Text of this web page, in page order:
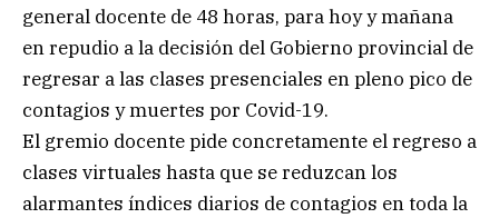
general docente de 48 horas, para hoy y mañana
en repudio a la decisión del Gobierno provincial de
regresar a las clases presenciales en pleno pico de
contagios y muertes por Covid-19.
El gremio docente pide concretamente el regreso a
clases virtuales hasta que se reduzcan los
alarmantes índices diarios de contagios en toda la